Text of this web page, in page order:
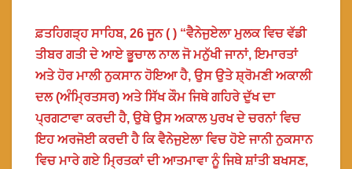
ਫ਼ਤਹਿਗੜ੍ਹ ਸਾਹਿਬ, 26 ਜੂਨ ( ) “ਵੈਨੇਜੁਏਲਾ ਮੁਲਕ ਵਿਚ ਵੱਡੀ
ਤੀਬਰ ਗਤੀ ਦੇ ਆਏ ਭੂਚਾਲ ਨਾਲ ਜੋ ਮਨੁੱਖੀ ਜਾਨਾਂ, ਇਮਾਰਤਾਂ
ਅਤੇ ਹੋਰ ਮਾਲੀ ਨੁਕਸਾਨ ਹੋਇਆ ਹੈ, ਉਸ ਉਤੇ ਸ਼੍ਰੋਮਣੀ ਅਕਾਲੀ
ਦਲ (ਅੰਮ੍ਰਿਤਸਰ) ਅਤੇ ਸਿੱਖ ਕੌਮ ਜਿਥੇ ਗਹਿਰੇ ਦੁੱਖ ਦਾ
ਪ੍ਰਗਟਾਵਾ ਕਰਦੀ ਹੈ, ਉਥੇ ਉਸ ਅਕਾਲ ਪੁਰਖ ਦੇ ਚਰਨਾਂ ਵਿਚ
ਇਹ ਅਰਜੋਈ ਕਰਦੀ ਹੈ ਕਿ ਵੈਨੇਜੁਏਲਾ ਵਿਚ ਹੋਏ ਜਾਨੀ ਨੁਕਸਾਨ
ਵਿਚ ਮਾਰੇ ਗਏ ਮ੍ਰਿਤਕਾਂ ਦੀ ਆਤਮਾਵਾ ਨੂੰ ਜਿਥੇ ਸ਼ਾਂਤੀ ਬਖਸਣ,